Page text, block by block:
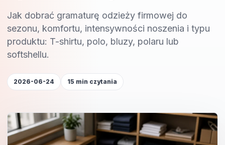
Jak dobrać gramaturę odzieży firmowej do
sezonu, komfortu, intensywności noszenia i typu
produktu: T-shirtu, polo, bluzy, polaru lub
softshellu.
2026-06-24 15 min czytania